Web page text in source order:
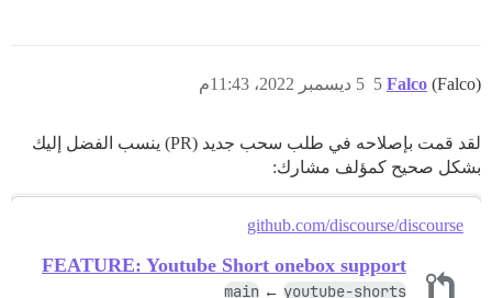
Falco (Falco) 5 ديسمبر 2022، 11:43م 5
لقد قمت بإصلاحه في طلب سحب جديد (PR) ينسب الفضل إليك
بشكل صحيح كمؤلف مشارك:
github.com/discourse/discourse
FEATURE: Youtube Short onebox support
main ← youtube-shorts